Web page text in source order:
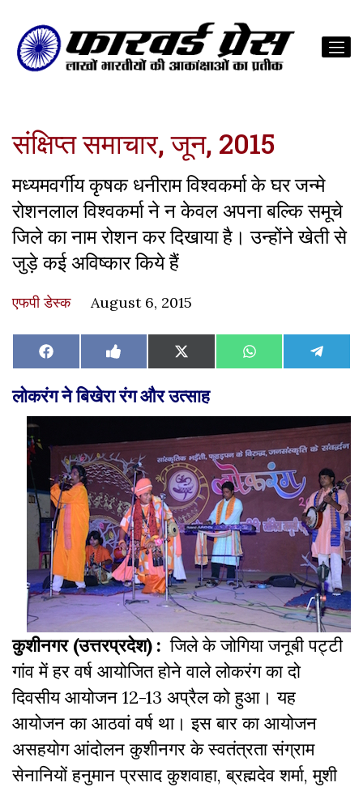
संक्षिप्‍त समाचार, जून, 2015
मध्यमवर्गीय कृषक धनीराम विश्वकर्मा के घर जन्मे
रोशनलाल विश्वकर्मा ने न केवल अपना बल्कि समूचे
जिले का नाम रोशन कर दिखाया है। उन्होंने खेती से
जुड़े कई अविष्कार किये हैं
एफपी डेस्‍क August 6, 2015
Share
on
Facebook Share
on
Like
on
Facebook
Share
on
X
(Twitter)
Share
on
WhatsAppShare
on
लोकरंग ने बिखेरा रंग और उत्साह
कुशीनगर (उत्तरप्रदेश) : जिले के जोगिया जनूबी पट्टी
गांव में हर वर्ष आयोजित होने वाले लोकरंग का दो
दिवसीय आयोजन 12-13 अप्रैल को हुआ। यह
आयोजन का आठवां वर्ष था। इस बार का आयोजन
असहयोग आंदोलन कुशीनगर के स्वतंत्रता संग्राम
सेनानियों हनुमान प्रसाद कुशवाहा, ब्रह्मदेव शर्मा, मुशी